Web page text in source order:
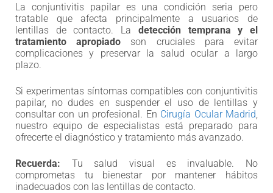
La conjuntivitis papilar es una condición seria pero
tratable que afecta principalmente a usuarios de
lentillas de contacto. La detección temprana y el
tratamiento apropiado son cruciales para evitar
complicaciones y preservar la salud ocular a largo
plazo.
Si experimentas síntomas compatibles con conjuntivitis
papilar, no dudes en suspender el uso de lentillas y
consultar con un profesional. En Cirugía Ocular Madrid,
nuestro equipo de especialistas está preparado para
ofrecerte el diagnóstico y tratamiento más avanzado.
Recuerda: Tu salud visual es invaluable. No
comprometas tu bienestar por mantener hábitos
inadecuados con las lentillas de contacto.